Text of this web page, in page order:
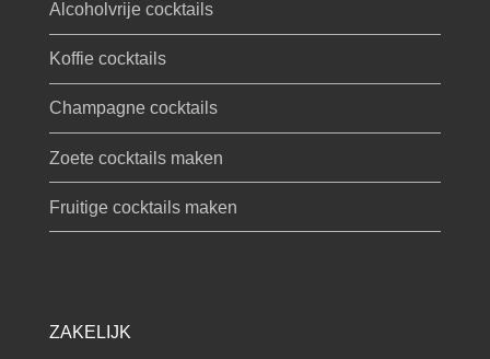
Alcoholvrije cocktails
Koffie cocktails
Champagne cocktails
Zoete cocktails maken
Fruitige cocktails maken
ZAKELIJK